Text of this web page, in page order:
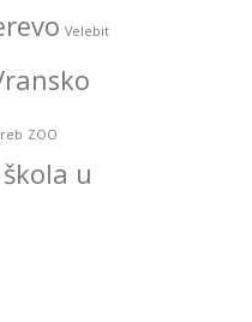
Velebit
ZOO
škola u